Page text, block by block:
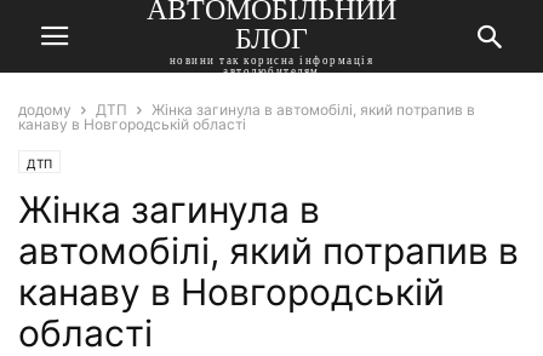
АВТОМОБІЛЬНИЙ
БЛОГ
новини так корисна інформація
автолюбителям
додому ДТП
Жінка загинула в автомобілі, який потрапив в
канаву в Новгородській області
ДТП
Жінка загинула в
автомобілі, який потрапив в
канаву в Новгородській
області